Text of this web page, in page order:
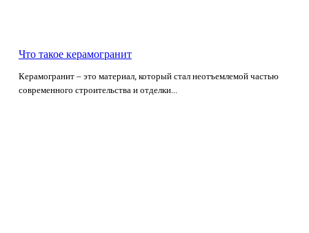
Что такое керамогранит
Керамогранит – это материал, который стал неотъемлемой частью
современного строительства и отделки...